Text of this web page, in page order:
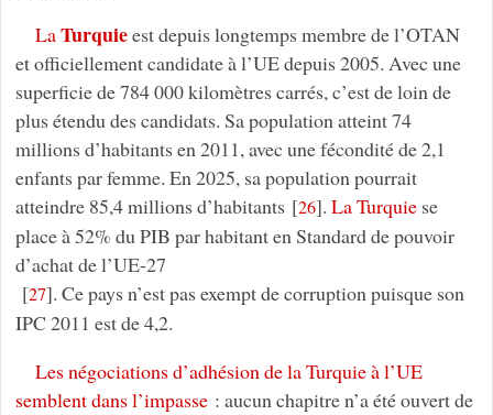
LaTurquieest depuis longtemps membre de l’OTAN
et officiellement candidate à l’UE depuis 2005. Avec une
superficie de 784 000 kilomètres carrés, c’est de loin de
plus étendu des candidats. Sa population atteint 74
millions d’habitants en 2011, avec une fécondité de 2,1
enfants par femme. En 2025, sa population pourrait
atteindre 85,4 millions d’habitants [26]. La Turquiese
place à 52% du PIB par habitant en Standard de pouvoir
d’achat de l’UE-27
[27]. Ce pays n’est pas exempt de corruption puisque son
IPC 2011 est de 4,2.
Les négociations d’adhésion de la Turquie à l’UE
semblent dans l’impasse: aucun chapitre n’a été ouvert de